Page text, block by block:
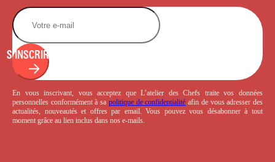
S'INSCRIRE
En vous inscrivant, vous acceptez que L’atelier des Chefs traite vos données
personnelles conformément à sa politique de confidentialité afin de vous adresser des
actualités, nouveautés et offres par email. Vous pouvez vous désabonner à tout
moment grâce au lien inclus dans nos e-mails.